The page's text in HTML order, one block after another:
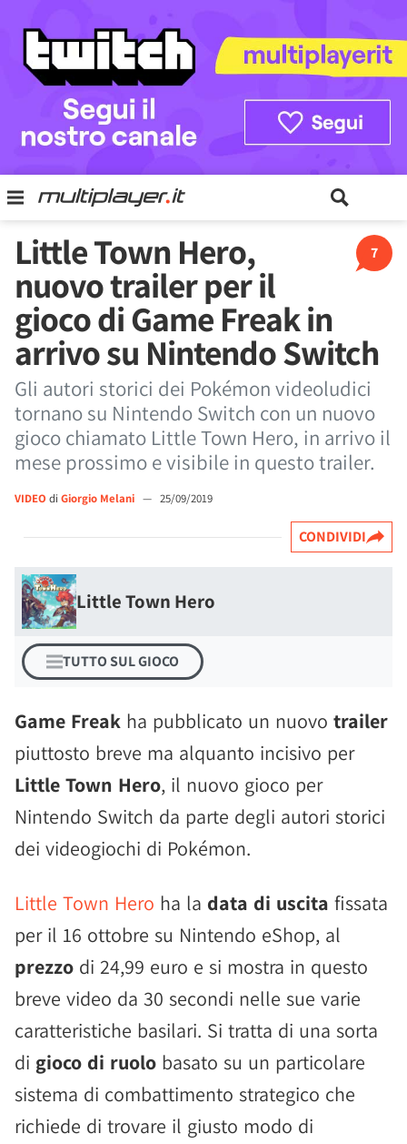
7
Little Town Hero,
nuovo trailer per il
gioco di Game Freak in
arrivo su Nintendo Switch
Gli autori storici dei Pokémon videoludici
tornano su Nintendo Switch con un nuovo
gioco chiamato Little Town Hero, in arrivo il
mese prossimo e visibile in questo trailer.
VIDEO di Giorgio Melani — 25/09/2019
CONDIVIDI
Little Town Hero
TUTTO SUL GIOCO
Game Freak ha pubblicato un nuovo trailer
piuttosto breve ma alquanto incisivo per
Little Town Hero, il nuovo gioco per
Nintendo Switch da parte degli autori storici
dei videogiochi di Pokémon.
Little Town Hero ha la data di uscita fissata
per il 16 ottobre su Nintendo eShop, al
prezzo di 24,99 euro e si mostra in questo
breve video da 30 secondi nelle sue varie
caratteristiche basilari. Si tratta di una sorta
di gioco di ruolo basato su un particolare
sistema di combattimento strategico che
richiede di trovare il giusto modo di